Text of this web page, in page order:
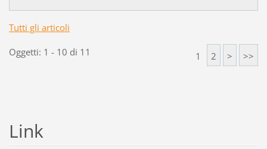
Tutti gli articoli
Oggetti: 1 - 10 di 11 1 2 > >>
Link